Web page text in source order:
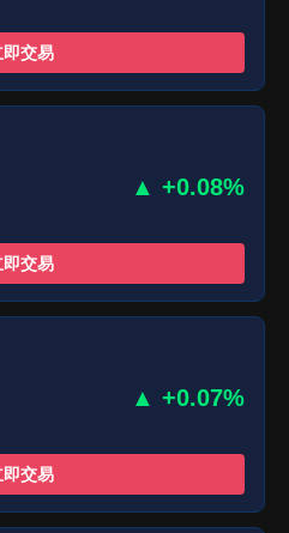
即交易
▲ +0.08%
即交易
▲ +0.07%
即交易